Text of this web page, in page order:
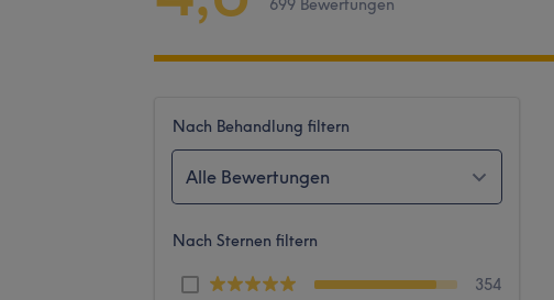
699 Bewertungen
Nach Behandlung filtern
Alle Bewertungen
Nach Sternen filtern
354